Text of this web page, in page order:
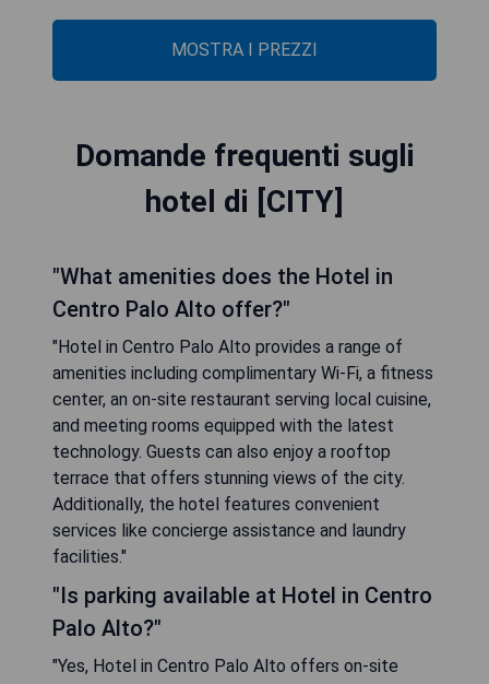
MOSTRA I PREZZI
Domande frequenti sugli
hotel di [CITY]
"What amenities does the Hotel in
Centro Palo Alto offer?"
"Hotel in Centro Palo Alto provides a range of
amenities including complimentary Wi-Fi, a fitness
center, an on-site restaurant serving local cuisine,
and meeting rooms equipped with the latest
technology. Guests can also enjoy a rooftop
terrace that offers stunning views of the city.
Additionally, the hotel features convenient
services like concierge assistance and laundry
facilities."
"Is parking available at Hotel in Centro
Palo Alto?"
"Yes, Hotel in Centro Palo Alto offers on-site